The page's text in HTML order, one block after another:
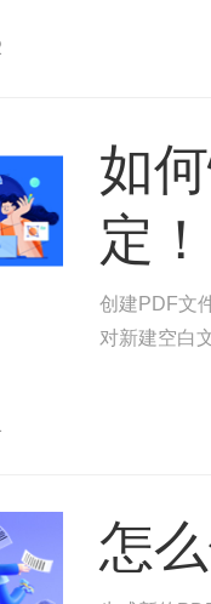
如
定！
创建PDF文
对新建空白
怎